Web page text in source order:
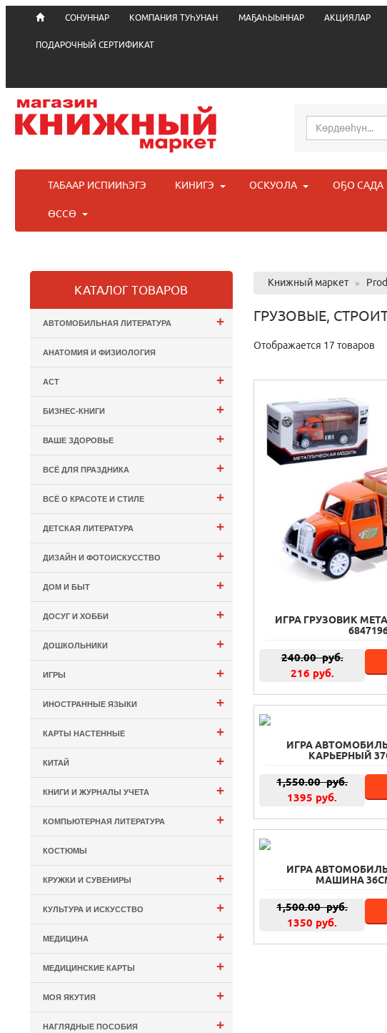
СОНУННАР КОМПАНИЯ ТУҺУНАН МАҔАҺЫЫННАР АКЦИЯЛАР
ПОДАРОЧНЫЙ СЕРТИФИКАТ
ТАБААР ИСПИИҺЭГЭ КИНИГЭ ОСКУОЛА ОҔО САДА
ӨССӨ
Книжный маркет »
ГРУЗОВЫЕ,
Отображается 17 товаров
ИГРА ГРУЗОВИК
240.00руб.
216 руб.
ИГРА
КАРЬЕРНЫЙ
1,550.00руб.
1395 руб.
ИГРА
МАШИНА
1,500.00руб.
1350 руб.
КАТАЛОГ ТОВАРОВ
+
АВТОМОБИЛЬНАЯ ЛИТЕРАТУРА
АНАТОМИЯ И ФИЗИОЛОГИЯ
+
АСТ
+
БИЗНЕС-КНИГИ
+
ВАШЕ ЗДОРОВЬЕ
+
ВСЁ ДЛЯ ПРАЗДНИКА
+
ВСЁ О КРАСОТЕ И СТИЛЕ
+
ДЕТСКАЯ ЛИТЕРАТУРА
+
ДИЗАЙН И ФОТОИСКУССТВО
+
ДОМ И БЫТ
+
ДОСУГ И ХОББИ
+
ДОШКОЛЬНИКИ
+
ИГРЫ
+
ИНОСТРАННЫЕ ЯЗЫКИ
+
КАРТЫ НАСТЕННЫЕ
+
КИТАЙ
+
КНИГИ И ЖУРНАЛЫ УЧЕТА
+
КОМПЬЮТЕРНАЯ ЛИТЕРАТУРА
КОСТЮМЫ
+
КРУЖКИ И СУВЕНИРЫ
+
КУЛЬТУРА И ИСКУССТВО
+
МЕДИЦИНА
+
МЕДИЦИНСКИЕ КАРТЫ
+
МОЯ ЯКУТИЯ
+
НАГЛЯДНЫЕ ПОСОБИЯ